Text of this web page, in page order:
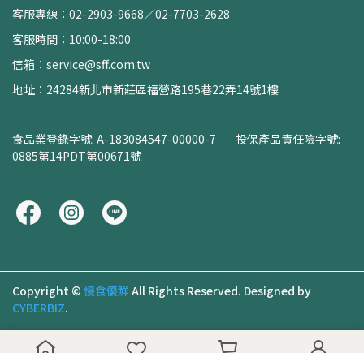
客服專線：02-2903-9668／02-7703-2628
客服時間：10:00-18:00
信箱：service@sff.com.tw
地址：24284新北市新莊區福營路195巷22弄14號1樓
食品業登錄字號: A-183084547-00000-7        投保產品責任險字號:
0885第14PDT第00671號
Copyright © 慢食優鮮 All Rights Reserved. Designed by
CYBERBIZ.